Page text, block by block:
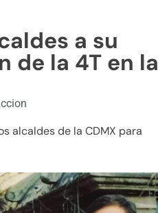
a su
de la 4T en la
alcaldes de la CDMX para